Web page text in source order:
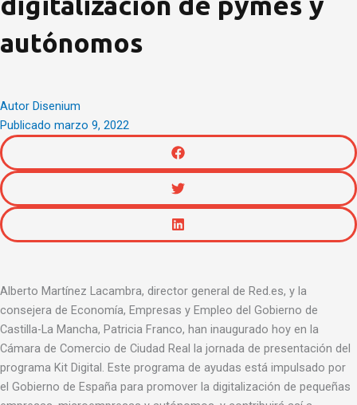
autónomos
Autor Disenium
Publicado marzo 9, 2022
Alberto Martínez Lacambra, director general de Red.es, y la
consejera de Economía, Empresas y Empleo del Gobierno de
Castilla-La Mancha, Patricia Franco, han inaugurado hoy en la
Cámara de Comercio de Ciudad Real la jornada de presentación del
programa Kit Digital. Este programa de ayudas está impulsado por
el Gobierno de España para promover la digitalización de pequeñas